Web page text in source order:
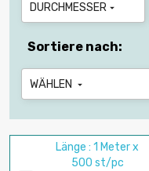
DURCHMESSER 
Sortiere nach:
WÄHLEN 
Länge : 1 Meter x
500 st/pc